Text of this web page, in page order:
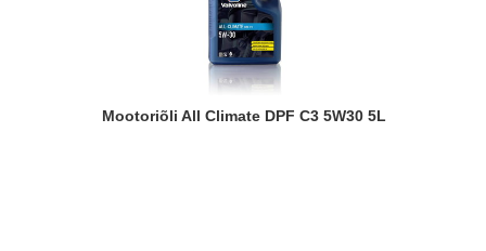
Mootoriõli All Climate DPF C3 5W30 5L